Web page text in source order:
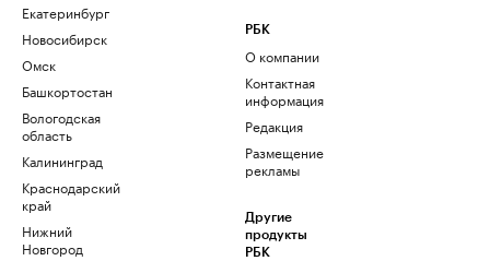
Екатеринбург
Новосибирск
Омск
Башкортостан
Вологодская
область
Калининград
Краснодарский
край
Нижний
Новгород
РБК
О компании
Контактная
информация
Редакция
Размещение
рекламы
Другие
продукты
РБК